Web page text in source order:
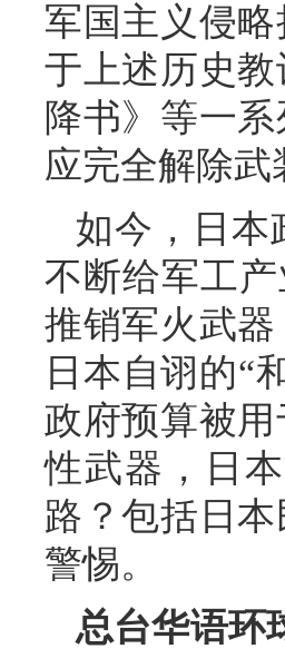
军国主义侵
于上述历史
降书》等一
应完全解除
如今，日本
不断给军工
推销军火武
日本自诩的“
政府预算被
性武器，日
路？包括日
警惕。
总台华语环